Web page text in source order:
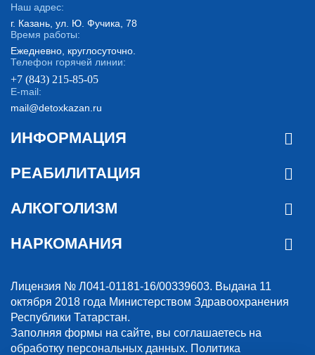
Наш адрес:
г. Казань, ул. Ю. Фучика, 78
Время работы:
Ежедневно, круглосуточно.
Телефон горячей линии:
+7 (843) 215-85-05
E-mail:
mail@detoxkazan.ru
ИНФОРМАЦИЯ
РЕАБИЛИТАЦИЯ
АЛКОГОЛИЗМ
НАРКОМАНИЯ
Лицензия № Л041-01181-16/00339603. Выдана 11
октября 2018 года Министерством Здравоохранения
Республики Татарстан.
Заполняя формы на сайте, вы соглашаетесь на
обработку персональных данных. Политика